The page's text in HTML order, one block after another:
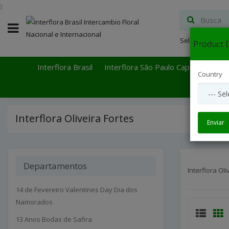
Select
Interflora Brasil Interflora São Paulo Capital
Interflora Oliveira Fortes
Departamentos
14 de Fevereiro Valentines Day Dia dos
Namorados
13 Anos Bodas de Safira
Interflora
}
Product
Country
Enviar